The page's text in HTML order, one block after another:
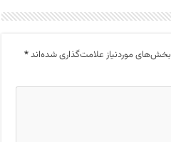
بخش‌های موردنیاز علامت‌گذاری شده‌اند*